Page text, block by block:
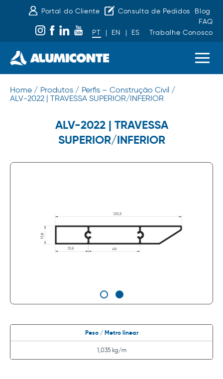
Portal do Cliente Consulta de Pedidos
Blog
FAQ
PT
| EN | ES Trabalhe Conosco
Home / Produtos / Perfis – Construção Civil /
ALV-2022 | TRAVESSA SUPERIOR/INFERIOR
ALV-2022 | TRAVESSA
SUPERIOR/INFERIOR
Peso / Metro linear
1,035 kg/m